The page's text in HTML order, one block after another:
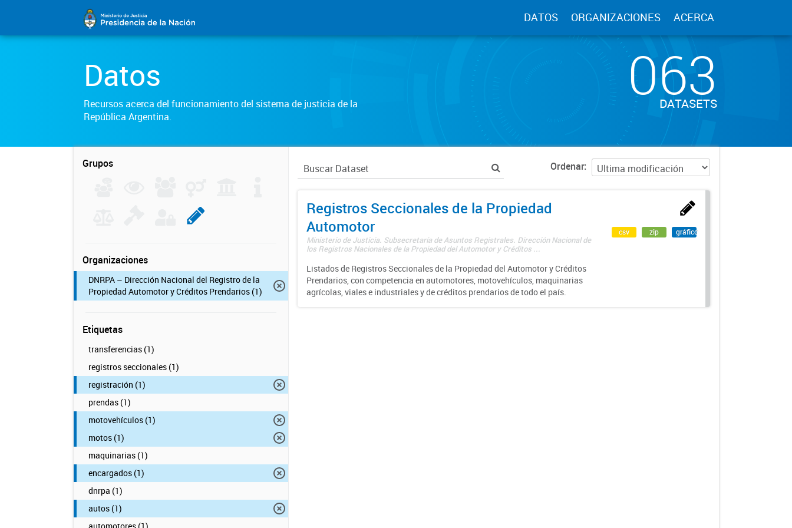
DATOS ORGANIZACIONES ACERCA
Datos
Recursos acerca del funcionamiento del sistema de justicia de la
República Argentina.
063
DATASETS
Grupos
Organizaciones
DNRPA – Dirección Nacional del Registro de la
Propiedad Automotor y Créditos Prendarios (1)
Etiquetas
transferencias (1)
registros seccionales (1)
registración (1)
prendas (1)
motovehículos (1)
motos (1)
maquinarias (1)
encargados (1)
dnrpa (1)
autos (1)
Ordenar
Registros Seccionales de la Propiedad
Automotor
Ministerio de Justicia. Subsecretaría de Asuntos Registrales. Dirección Nacional de
los Registros Nacionales de la Propiedad del Automotor y Créditos ...
Listados de Registros Seccionales de la Propiedad del Automotor y Créditos
Prendarios, con competencia en automotores, motovehículos, maquinarias
agrícolas, viales e industriales y de créditos prendarios de todo el país.
csv zip gráfico